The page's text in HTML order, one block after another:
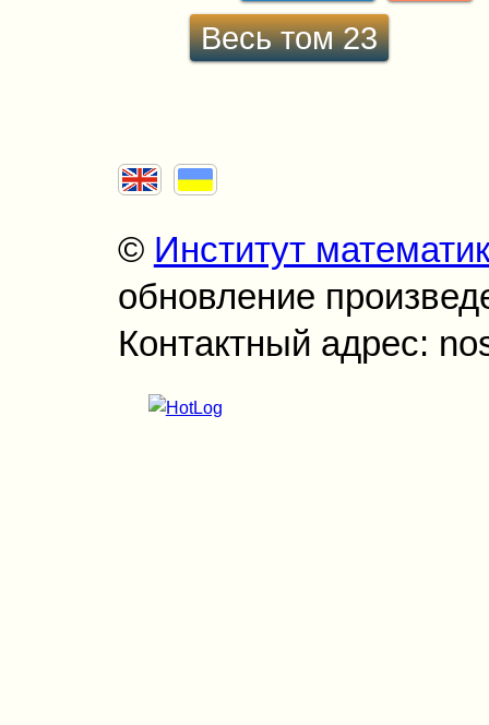
Весь том 23
© Институт
обновление
Контактный адрес: